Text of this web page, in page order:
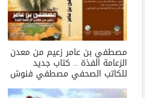
مصطفي بن عامر زعيم من معدن
الزعامة الفذة .. كتاب جديد
للكاتب الصحفي مصطفي فنوش